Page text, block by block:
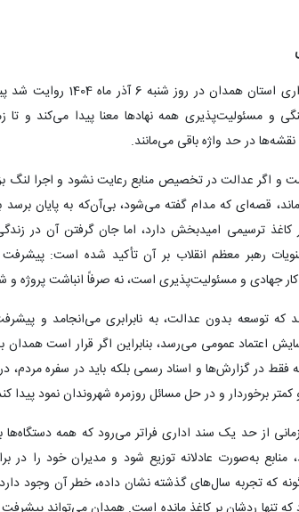
به گزارش تسنیمّ بنا بر آنچه از شورای اداری استان همدان
و مسئولیت‌پذیری همه نهادها معنا پیدا می‌کند و تا
در حد واژه باقی می‌مانند.
و اگر عدالت در تخصیص منابع رعایت نشود و اجرا لنگ
قصه‌ای که مدام گفته می‌شود، بی‌آن‌که به پایان برسد
ترسیمی امیدبخش دارد، اما جان گرفتن آن در
رهبر معظم انقلاب بر آن تأکید شده است:
جهادی و مسئولیت‌پذیری است، نه صرفاً انباشت پروژه و
که توسعه بدون عدالت، به نابرابری می‌انجامد و
اعتماد عمومی می‌رسد، بنابراین اگر قرار است همدان
در گزارش‌ها و اسناد رسمی بلکه باید در سفره مردم،
برخوردار و در حل مسائل روزمره شهروندان نمود پیدا
از حد یک سند اداری فراتر می‌رود که همه دستگاه‌ها
منابع به‌صورت عادلانه توزیع شود و مدیران خود را در
که تجربه سال‌های گذشته نشان داده، خطر آن وجود